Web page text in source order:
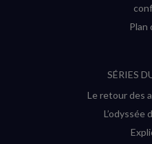
Plan
SÉRIES
Le retour des
L’odyssée